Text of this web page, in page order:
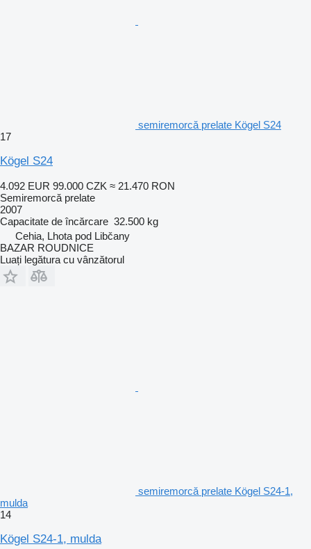
semiremorcă prelate Kögel S24
17
Kögel S24
4.092 EUR 99.000 CZK ≈ 21.470 RON
Semiremorcă prelate
2007
Capacitate de încărcare 32.500 kg
Cehia, Lhota pod Libčany
BAZAR ROUDNICE
Luați legătura cu vânzătorul
semiremorcă prelate Kögel S24-1,
mulda
14
Kögel S24-1, mulda